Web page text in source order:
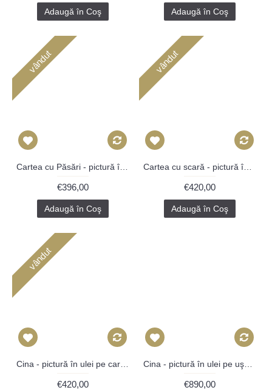
Adaugă în Coş Adaugă în Coş
vândut
€396,00
Adaugă în Coş
vândut
€420,00
Adaugă în Coş
vândut
€420,00 €890,00